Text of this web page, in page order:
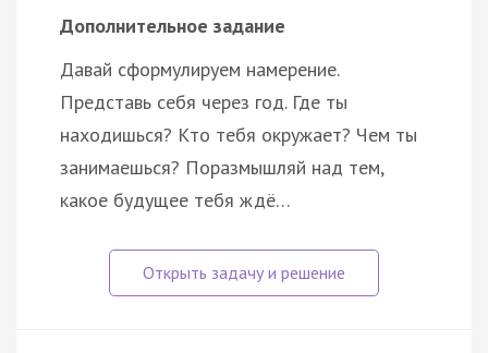
Дополнительное задание
Давай сформулируем намерение.
Представь себя через год. Где ты
находишься? Кто тебя окружает? Чем ты
занимаешься? Поразмышляй над тем,
какое будущее тебя ждё…